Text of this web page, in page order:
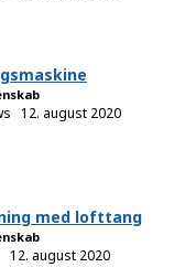
12. august 2020
med lofttang
12. august 2020